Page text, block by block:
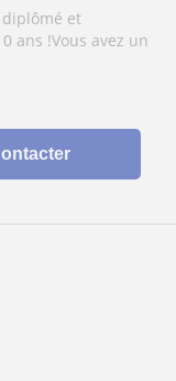
et
ans !Vous avez un